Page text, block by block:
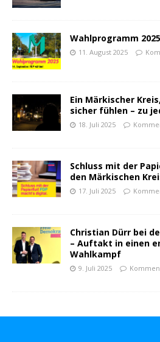
Wahlprogramm 2025
11. August 2025
Ein Märkischer
sicher fühlen – zu
18. Juli 2025
Schluss mit der
den Märkischen
17. Juli 2025
Christian Dürr bei
– Auftakt in einen
Wahlkampf
9. Juli 2025